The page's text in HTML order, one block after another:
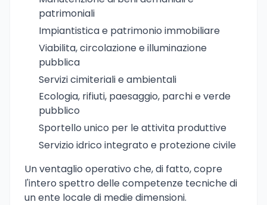
patrimoniali
Impiantistica e patrimonio immobiliare
Viabilita, circolazione e illuminazione
pubblica
Servizi cimiteriali e ambientali
Ecologia, rifiuti, paesaggio, parchi e verde
pubblico
Sportello unico per le attivita produttive
Servizio idrico integrato e protezione civile
Un ventaglio operativo che, di fatto, copre
l'intero spettro delle competenze tecniche di
un ente locale di medie dimensioni.